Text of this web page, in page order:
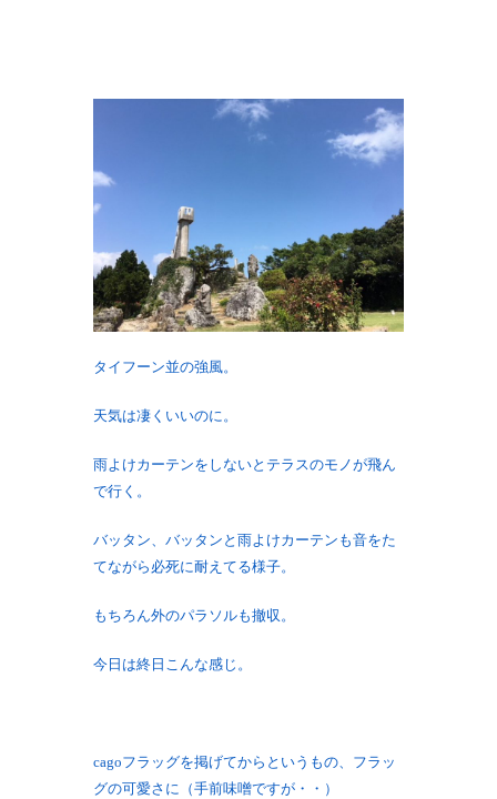
タイフーン並の強風。
天気は凄くいいのに。
雨よけカーテンをしないとテラスのモノが飛ん
で行く。
バッタン、バッタンと雨よけカーテンも音をた
てながら必死に耐えてる様子。
もちろん外のパラソルも撤収。
今日は終日こんな感じ。
cagoフラッグを掲げてからというもの、フラッ
グの可愛さに（手前味噌ですが・・）